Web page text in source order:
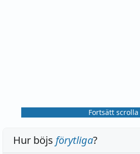
Fortsätt scrolla
Hur böjs förytliga?